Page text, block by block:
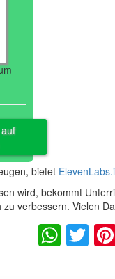
bietet
wird, bekommt
verbessern. Vielen